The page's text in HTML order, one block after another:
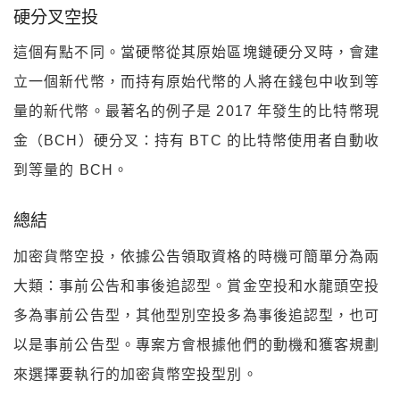
硬分叉空投
這個有點不同。當硬幣從其原始區塊鏈硬分叉時，會建
立一個新代幣，而持有原始代幣的人將在錢包中收到等
量的新代幣。最著名的例子是 2017 年發生的比特幣現
金（BCH）硬分叉：持有 BTC 的比特幣使用者自動收
到等量的 BCH。
總結
加密貨幣空投，依據公告領取資格的時機可簡單分為兩
大類：事前公告和事後追認型。賞金空投和水龍頭空投
多為事前公告型，其他型別空投多為事後追認型，也可
以是事前公告型。專案方會根據他們的動機和獲客規劃
來選擇要執行的加密貨幣空投型別。